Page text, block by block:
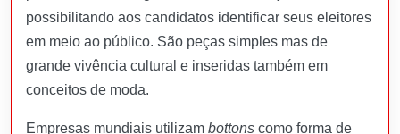
possibilitando aos candidatos identificar seus eleitores
em meio ao público. São peças simples mas de
grande vivência cultural e inseridas também em
conceitos de moda.
Empresas mundiais utilizam bottons como forma de